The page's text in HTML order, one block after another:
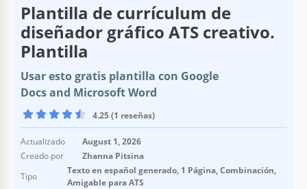
Plantilla de currículum de
diseñador gráfico ATS creativo.
Plantilla
Usar esto gratis plantilla con Google
Docs and Microsoft Word
4.25 (1 reseñas)
Actualizado
August 1, 2026
Creado por
Zhanna Pitsina
Tipo
Texto en español generado, 1 Página, Combinación,
Amigable para ATS